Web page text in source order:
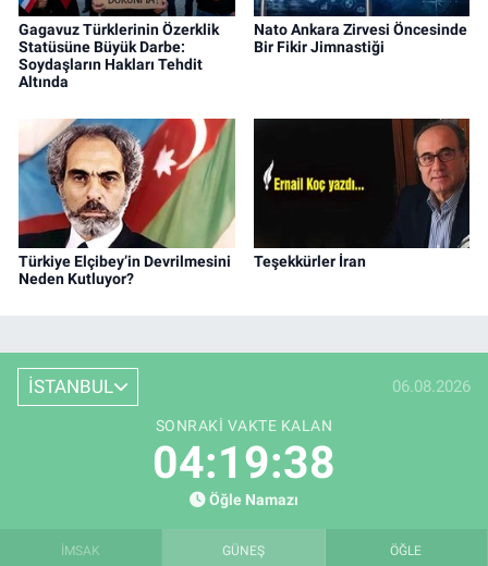
Gagavuz Türklerinin Özerklik
Statüsüne Büyük Darbe:
Soydaşların Hakları Tehdit
Altında
Nato Ankara Zirvesi Öncesinde
Bir Fikir Jimnastiği
Türkiye Elçibey’in Devrilmesini
Neden Kutluyor?
Teşekkürler İran
İSTANBUL 06.08.2026
SONRAKI VAKTE KALAN
04:19:37
Öğle Namazı
İMSAK GÜNEŞ ÖĞLE